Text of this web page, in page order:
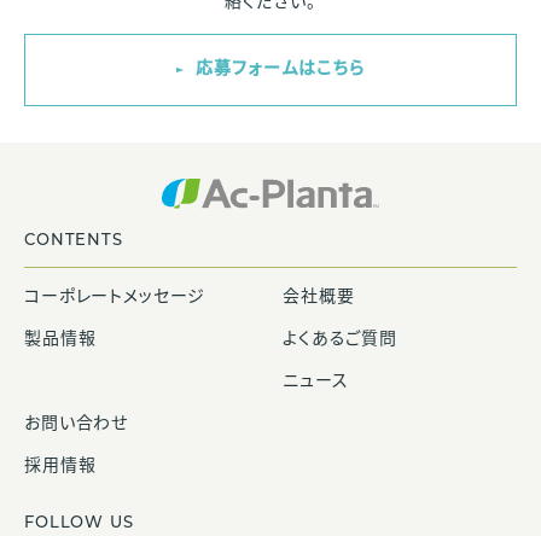
応募フォームはこちら
CONTENTS
コーポレートメッセージ
製品情報
会社概要
よくあるご質問
ニュース
お問い合わせ
採用情報
FOLLOW US